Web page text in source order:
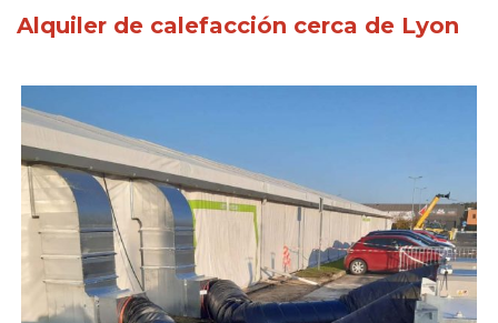
Alquiler de calefacción cerca de Lyon